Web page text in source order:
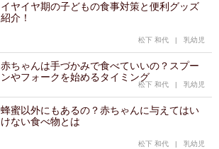
イヤイヤ期の子どもの食事対策と便利グッズ
紹介！
松下 和代 | 乳幼児
赤ちゃんは手づかみで食べていいの？スプー
ンやフォークを始めるタイミング
松下 和代 | 乳幼児
蜂蜜以外にもあるの？赤ちゃんに与えてはい
けない食べ物とは
松下 和代 | 乳幼児